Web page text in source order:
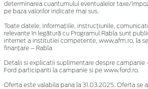
determinarea cuantumului eventualelor taxe/
pe baza valorilor indicate mai sus.
Toate datele, informaţiile, instrucţiunile,
relevante în legătură cu Programul Rabla sunt
internet a institutiei competente, www.afm.ro, la
finanţare – Rabla
Detalii si explicatii suplimentare despre campanie
Ford participanti la campanie si pe www.ford.ro.
Oferta este valabila pana la 31.03.2025. Oferta se